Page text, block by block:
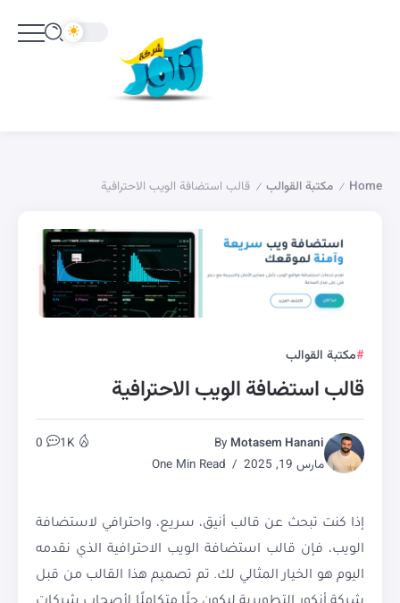
Home
/ مكتبة القوالب / قالب استضافة الويب الاحترافية
مكتبة القوالب
قالب استضافة الويب الاحترافية
By Motasem Hanani
مارس 19, 2025
1K
0
إذا كنت تبحث عن قالب أنيق، سريع، واحترافي لاستضافة
الويب، فإن قالب استضافة الويب الاحترافية الذي نقدمه
اليوم هو الخيار المثالي لك. تم تصميم هذا القالب من قبل